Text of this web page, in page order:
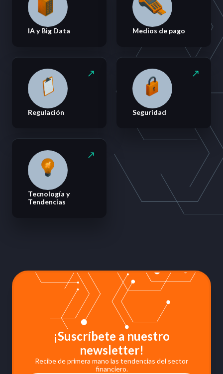
IA y Big Data Medios de pago
Regulación Seguridad
Tecnología y
Tendencias
¡Suscríbete a nuestro
newsletter!
Recibe de primera mano las tendencias del sector
financiero.